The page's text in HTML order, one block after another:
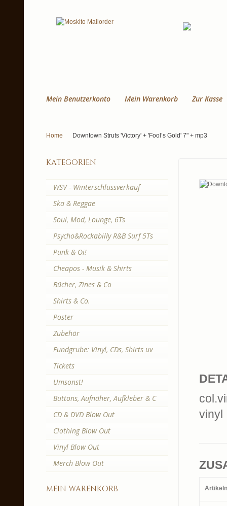
Mein Benutzerkonto Mein Warenkorb Zur Kasse
Home Downtown Struts 'Victory' + 'Fool’s Gold' 7" + mp3
vinyl
kategorien
WSV - Winterschlussverkauf
Ska & Reggae
Soul, Mod, Lounge, 6Ts
Psycho&Rockabilly R&B Surf 5Ts
Punk & Oi!
Cheapos - Musik & Shirts
Bücher, Zines & Co
Shirts & Co.
Poster
Zubehör
Fundgrube: Vinyl, CDs, Shirts uv
Tickets
Umsonst!
Buttons, Aufnäher, Aufkleber & C
CD & DVD Blow Out
Clothing Blow Out
Vinyl Blow Out
Merch Blow Out
mein warenkorb